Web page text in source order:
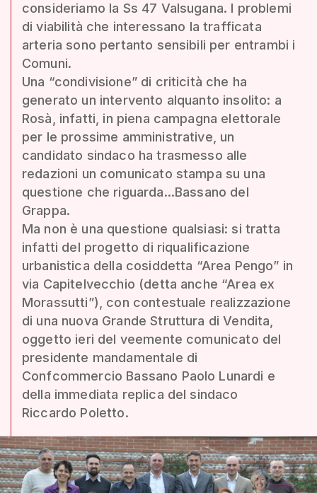
consideriamo la Ss 47 Valsugana. I problemi
di viabilità che interessano la trafficata
arteria sono pertanto sensibili per entrambi i
Comuni.
Una “condivisione” di criticità che ha
generato un intervento alquanto insolito: a
Rosà, infatti, in piena campagna elettorale
per le prossime amministrative, un
candidato sindaco ha trasmesso alle
redazioni un comunicato stampa su una
questione che riguarda...Bassano del
Grappa.
Ma non è una questione qualsiasi: si tratta
infatti del progetto di riqualificazione
urbanistica della cosiddetta “Area Pengo” in
via Capitelvecchio (detta anche “Area ex
Morassutti”), con contestuale realizzazione
di una nuova Grande Struttura di Vendita,
oggetto ieri del veemente comunicato del
presidente mandamentale di
Confcommercio Bassano Paolo Lunardi e
della immediata replica del sindaco
Riccardo Poletto.